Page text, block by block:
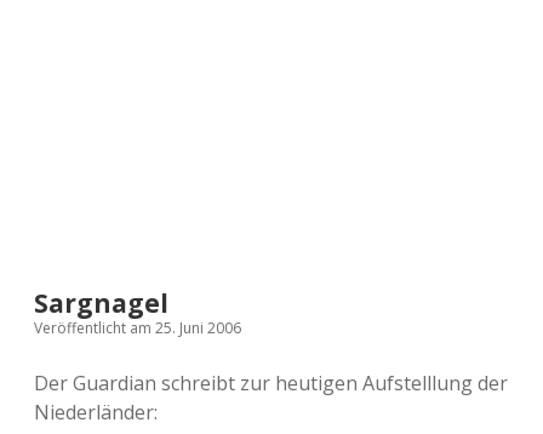
Sargnagel
Veröffentlicht am 25. Juni 2006
Der Guardian schreibt zur heutigen Aufstelllung der
Niederländer: